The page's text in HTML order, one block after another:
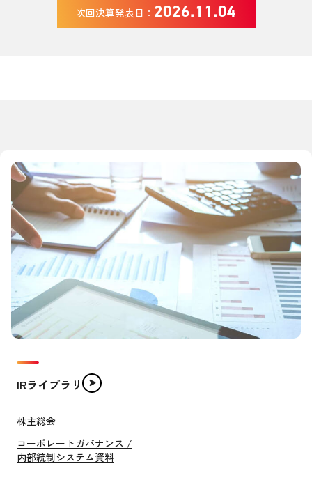
次回決算発表日： 2026.11.04
IRライブラリ
株主総会
コーポレートガバナンス /
内部統制システム資料